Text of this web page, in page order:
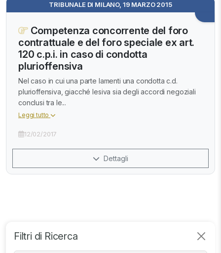
Filtri di Ricerca
TRIBUNALE DI MILANO, 19 MARZO 2015
Competenza concorrente del foro
contrattuale e del foro speciale ex art.
120 c.p.i. in caso di condotta
plurioffensiva
Nel caso in cui una parte lamenti una condotta c.d.
plurioffensiva, giacché lesiva sia degli accordi negoziali
conclusi tra le...
Leggi tutto
12/02/2017
Dettagli